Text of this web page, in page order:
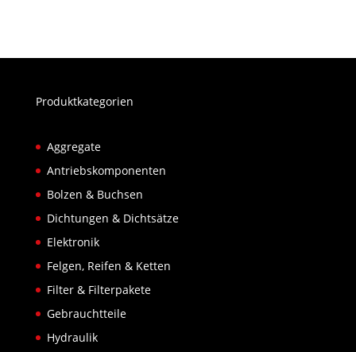
Produktkategorien
Aggregate
Antriebskomponenten
Bolzen & Buchsen
Dichtungen & Dichtsätze
Elektronik
Felgen, Reifen & Ketten
Filter & Filterpakete
Gebrauchtteile
Hydraulik